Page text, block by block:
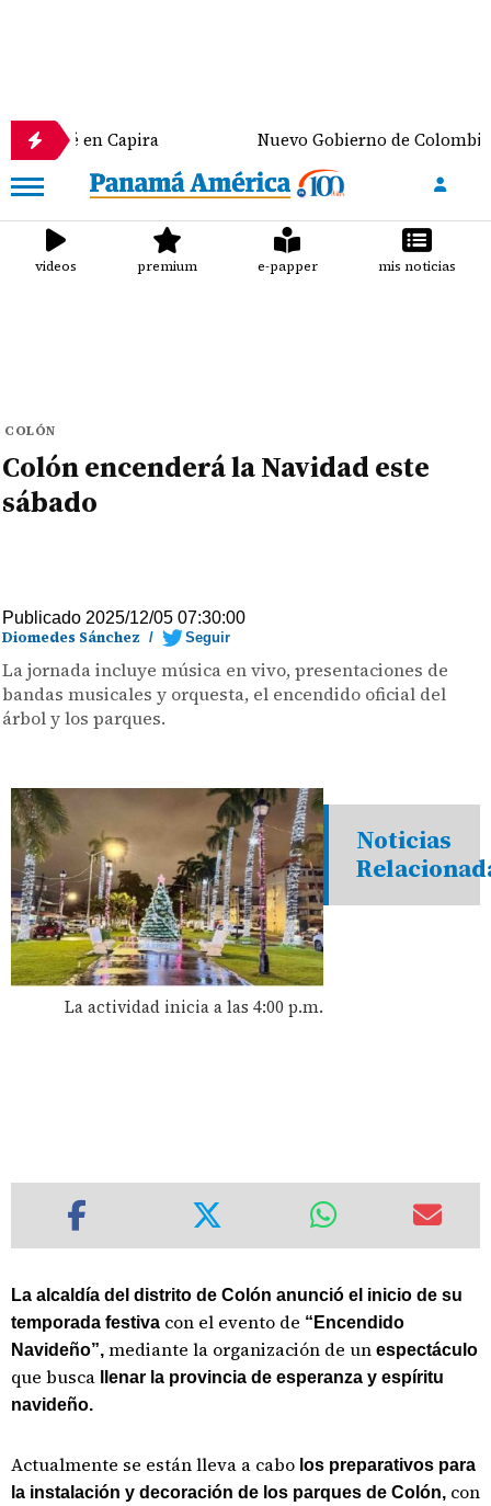
Nuevo Gobierno de Colombia discute
videos premium e-papper mis noticias
COLÓN
Colón encenderá la Navidad este
sábado
Publicado 2025/12/05 07:30:00
Diomedes Sánchez / Seguir
La jornada incluye música en vivo, presentaciones de
bandas musicales y orquesta, el encendido oficial del
árbol y los parques.
La actividad inicia a las 4:00 p.m.
Noticias
La alcaldía del distrito de Colón anunció el inicio de su
temporada festiva con el evento de “Encendido
Navideño”, mediante la organización de un espectáculo
que busca llenar la provincia de esperanza y espíritu
navideño.
Actualmente se están lleva a cabo los preparativos para
la instalación y decoración de los parques de Colón, con